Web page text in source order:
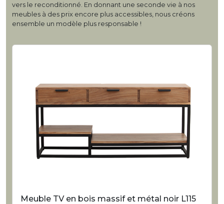
vers le reconditionné. En donnant une seconde vie à nos
meubles à des prix encore plus accessibles, nous créons
ensemble un modèle plus responsable !
Meuble TV en bois massif et métal noir L115